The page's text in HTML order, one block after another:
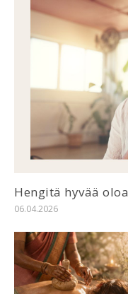
Hengitä hyvää oloa
06.04.2026